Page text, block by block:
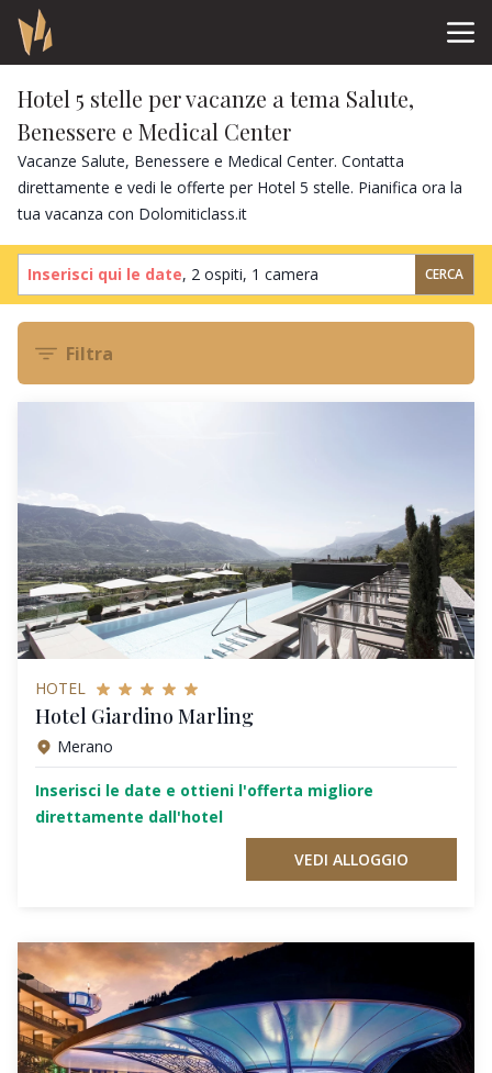
Hotel 5 stelle per vacanze a tema Salute,
Benessere e Medical Center
Vacanze Salute, Benessere e Medical Center. Contatta
direttamente e vedi le offerte per Hotel 5 stelle. Pianifica ora la
tua vacanza con Dolomiticlass.it
Inserisci qui le date, 2 ospiti, 1 camera CERCA
Filtra
HOTEL
Hotel Giardino Marling
Merano
Inserisci le date e ottieni l'offerta migliore
direttamente dall'hotel
VEDI ALLOGGIO